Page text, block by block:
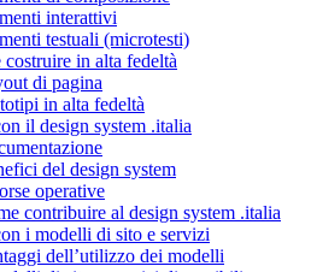
interattivi
testuali (microtesti)
costruire in alta fedeltà
di pagina
in alta fedeltà
il design system .italia
del design system
operative
contribuire al design system .italia
i modelli di sito e servizi
dell’utilizzo dei modelli